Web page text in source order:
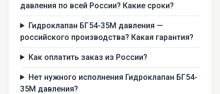
давления по всей России? Какие сроки?
Гидроклапан БГ54-35М давления —
российского производства? Какая гарантия?
Как оплатить заказ из России?
Нет нужного исполнения Гидроклапан БГ54-
35М давления?